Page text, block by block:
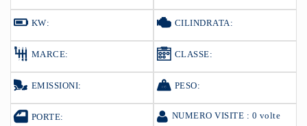
KW: CILINDRATA:
MARCE: CLASSE:
EMISSIONI: PESO:
PORTE: NUMERO VISITE : 0 volte